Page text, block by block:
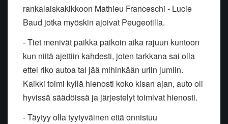
rankalaiskakikkoon Mathieu Franceschi - Lucie
Baud jotka myöskin ajoivat Peugeotilla.
- Tiet menivät paikka paikoin aika rajuun kuntoon
kun niitä ajettiin kahdesti, joten tarkkana sai olla
ettei riko autoa tai jää mihinkään uriin jumiin.
Kaikki toimi kyllä hienosti koko kisan ajan, auto oli
hyvissä säädöissä ja järjestelyt toimivat hienosti.
- Täytyy olla tyytyväinen että onnistuu